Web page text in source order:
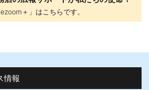
iezoom＋」はこちらです。
情報